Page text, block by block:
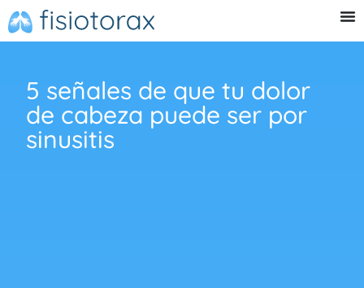
5 señales de que tu dolor
de cabeza puede ser por
sinusitis